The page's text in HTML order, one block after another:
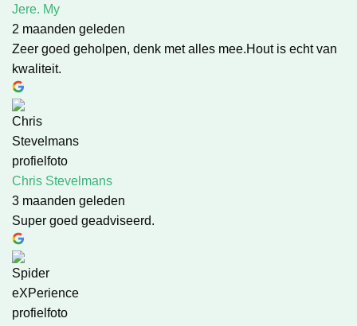
Jere. My
2 maanden geleden
Zeer goed geholpen, denk met alles mee.Hout is echt van
kwaliteit.
Chris Stevelmans
3 maanden geleden
Super goed geadviseerd.